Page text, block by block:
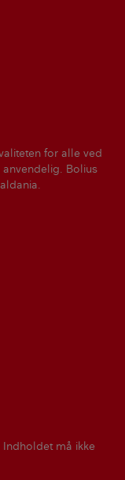
for alle ved
Bolius
må ikke